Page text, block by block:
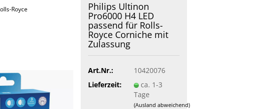
Royce
Philips Ultinon
Pro6000 H4 LED
passend für Rolls-
Royce Corniche mit
Zulassung
Art.Nr.:
10420076
Lieferzeit:
ca. 1-3
Tage
(Ausland abweichend)